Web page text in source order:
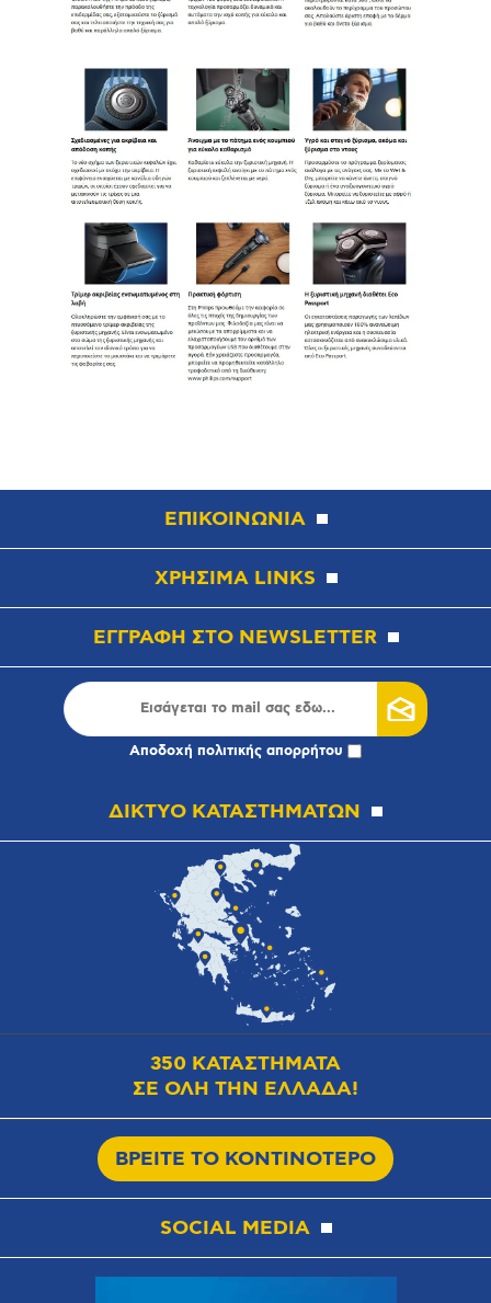
ΕΠΙΚΟΙΝΩΝΙΑ
ΧΡΗΣΙΜΑ LINKS
ΕΓΓΡΑΦΗ ΣΤΟ NEWSLETTER
Αποδοχή πολιτικής απορρήτου
ΔΙΚΤΥΟ ΚΑΤΑΣΤΗΜΑΤΩΝ
350 ΚΑΤΑΣΤΗΜΑΤΑ
ΣΕ ΟΛΗ ΤΗΝ ΕΛΛΑΔΑ!
ΒΡΕΙΤΕ ΤΟ ΚΟΝΤΙΝΟΤΕΡΟ
SOCIAL MEDIA